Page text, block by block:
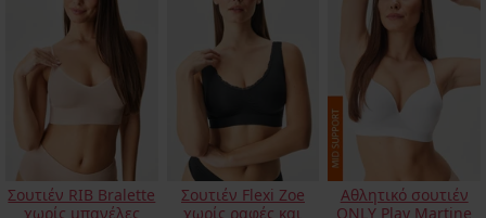
Σουτιέν RIB Bralette
χωρίς μπανέλες
Σουτιέν Flexi Zoe
χωρίς ραφές και
Αθλητικό σουτιέν
ONLY Play Martine